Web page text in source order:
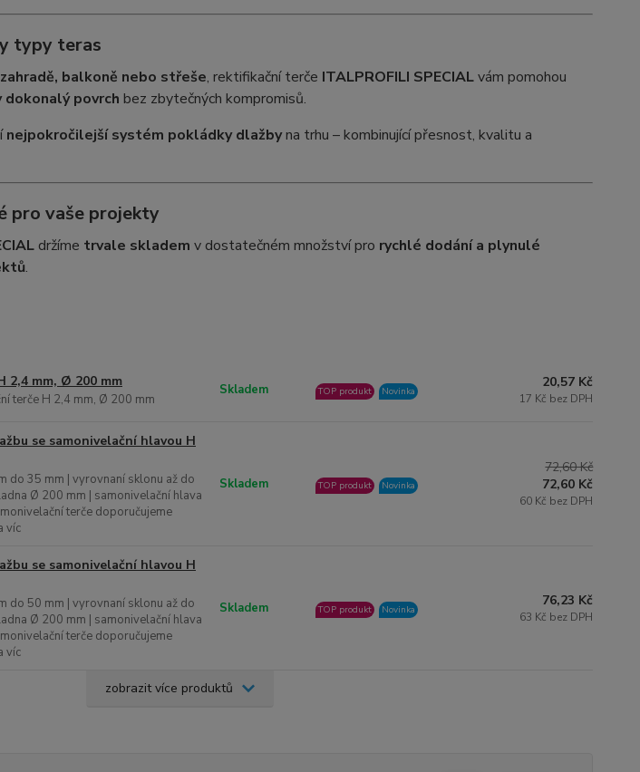
typy teras
balkoně nebo střeše, rektifikační terče ITALPROFILI SPECIALvám pomohou
povrch bez zbytečných kompromisů.
nejpokročilejší systém pokládky dlažbyna trhu – kombinující přesnost, kvalitu a
pro vaše projekty
držíme trvale skladem v dostatečném množství pro rychlé dodání a plynulé
.
2,4 mm, Ø 200 mm
terče H 2,4 mm, Ø 200 mm
Skladem TOP produkt Novinka
20,57 Kč
17 Kč bez DPH
se samonivelační hlavou H
do 35 mm | vyrovnaní sklonu až do
Ø 200 mm | samonivelační hlava
terče doporučujeme
víc
Skladem TOP produkt Novinka
72,60 Kč
72,60 Kč
60 Kč bez DPH
se samonivelační hlavou H
do 50 mm | vyrovnaní sklonu až do
Ø 200 mm | samonivelační hlava
terče doporučujeme
víc
Skladem TOP produkt Novinka
76,23 Kč
63 Kč bez DPH
zobrazit více produktů